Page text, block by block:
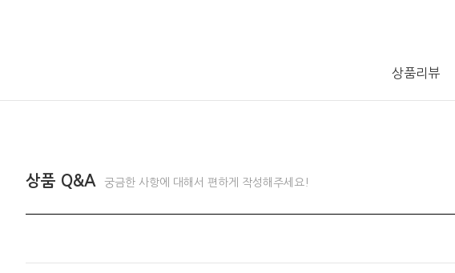
상품리뷰
상품 Q&A 궁금한 사항에 대해서 편하게 작성해주세요!